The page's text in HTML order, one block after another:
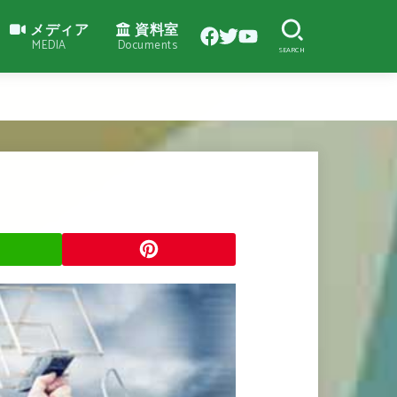
メディア
MEDIA
資料室
Documents SEARCH